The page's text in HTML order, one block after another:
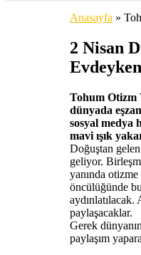
Anasayfa »
2 Nisan
Tohum Otizm
dünyada
sosyal medya
mavi ışık
Doğuştan
geliyor.
yanında
öncülüğünde
aydınlatılacak.
paylaşacaklar.
Gerek
paylaşım